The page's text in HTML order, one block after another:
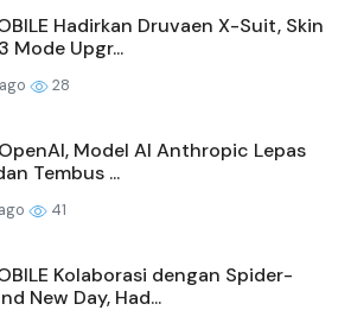
Hadirkan Druvaen X-Suit, Skin
Mode Upgr...
28
Model AI Anthropic Lepas
Tembus ...
41
Kolaborasi dengan Spider-
New Day, Had...